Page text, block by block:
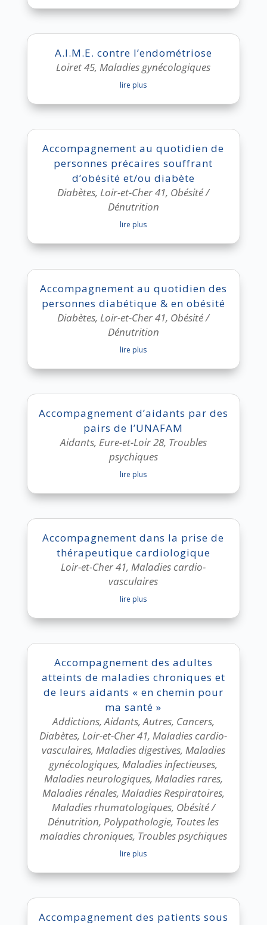
A.I.M.E. contre l’endométriose
Loiret 45,Maladies gynécologiques
lire plus
Accompagnement au quotidien de
personnes précaires souffrant
d’obésité et/ou diabète
Diabètes,Loir-et-Cher 41, Obésité /
Dénutrition
lire plus
Accompagnement au quotidien des
personnes diabétique & en obésité
Diabètes,Loir-et-Cher 41, Obésité /
Dénutrition
lire plus
Accompagnement d’aidants par des
pairs de l’UNAFAM
Aidants, Eure-et-Loir 28, Troubles
psychiques
lire plus
Accompagnement dans la prise de
thérapeutique cardiologique
Loir-et-Cher 41,Maladies cardio-
vasculaires
lire plus
Accompagnement des adultes
atteints de maladies chroniques et
de leurs aidants « en chemin pour
ma santé »
Addictions,Aidants,Autres, Cancers,
Diabètes,Loir-et-Cher 41,Maladies cardio-
vasculaires, Maladies digestives, Maladies
gynécologiques,Maladies infectieuses,
Maladies neurologiques, Maladies rares,
Maladies rénales, Maladies Respiratoires,
Maladies rhumatologiques, Obésité /
Dénutrition,Polypathologie, Toutes les
maladies chroniques, Troubles psychiques
lire plus
Accompagnement des patients sous